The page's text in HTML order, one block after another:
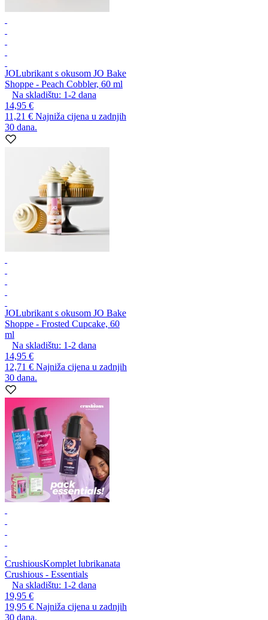
JOLubrikant s okusom JO Bake
Shoppe - Peach Cobbler, 60 ml
Na skladištu: 1-2 dana
14,95 €
11,21 € Najniža cijena u zadnjih
30 dana.
JOLubrikant s okusom JO Bake
Shoppe - Frosted Cupcake, 60
ml
Na skladištu: 1-2 dana
14,95 €
12,71 € Najniža cijena u zadnjih
30 dana.
CrushiousKomplet lubrikanata
Crushious - Essentials
Na skladištu: 1-2 dana
19,95 €
19,95 € Najniža cijena u zadnjih
30 dana.